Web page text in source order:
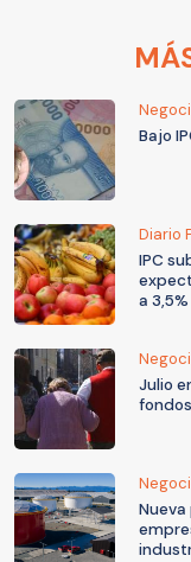
Bajo
Diario
IPC
a 3,5%
Julio